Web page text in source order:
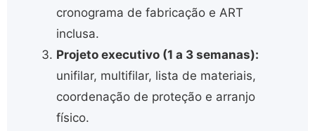
cronograma de fabricação e ART
inclusa.
Projeto executivo (1 a 3 semanas):
unifilar, multifilar, lista de materiais,
coordenação de proteção e arranjo
físico.